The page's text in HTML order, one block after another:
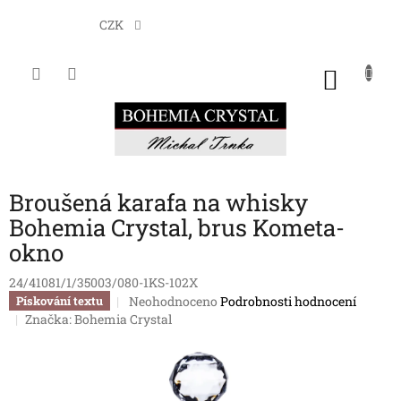
CZK
Broušená karafa na whisky
Bohemia Crystal, brus Kometa-
okno
24/41081/1/35003/080-1KS-102X
Pískování textu
Průměrné
hodnocení
Neohodnoceno Podrobnosti hodnocení
Značka:Bohemia Crystal